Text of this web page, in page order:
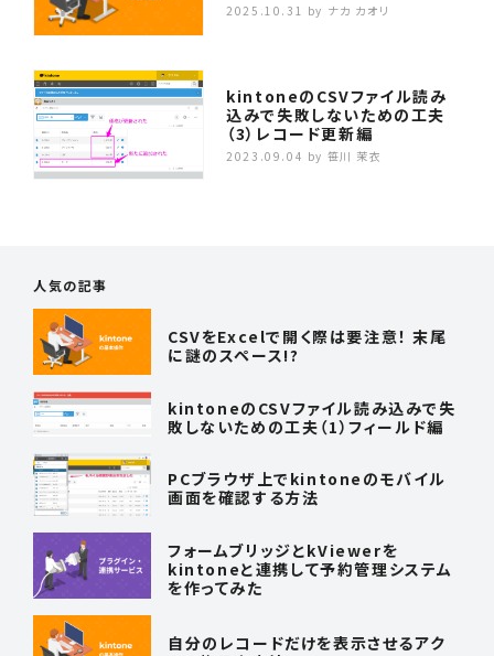
2025.10.31 by ナカ カオリ
kintoneのCSVファイル読み
込みで失敗しないための工夫
（3）レコード更新編
2023.09.04 by 笹川 茉衣
人気の記事
CSVをExcelで開く際は要注意！ 末尾
に謎のスペース!?
kintoneのCSVファイル読み込みで失
敗しないための工夫（1）フィールド編
PCブラウザ上でkintoneのモバイル
画面を確認する方法
フォームブリッジとkViewerを
kintoneと連携して予約管理システム
を作ってみた
自分のレコードだけを表示させるアク